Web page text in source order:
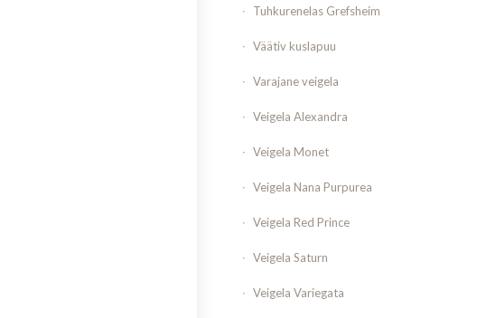
Tuhkurenelas Grefsheim
Väätiv kuslapuu
Varajane veigela
Veigela Alexandra
Veigela Monet
Veigela Nana Purpurea
Veigela Red Prince
Veigela Saturn
Veigela Variegata